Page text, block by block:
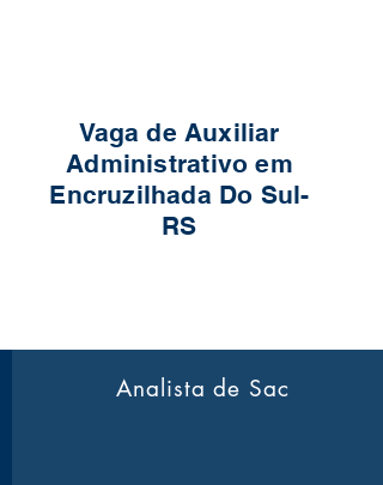
Vaga de Auxiliar
Administrativo em
Encruzilhada Do Sul-
RS
Analista de Sac